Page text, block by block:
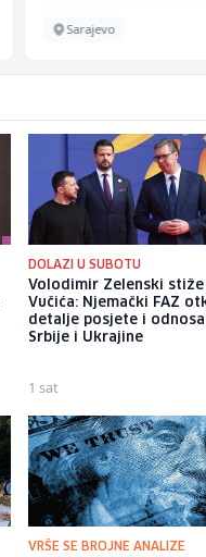
Sarajevo
DOLAZI U SUBOTU
Volodimir Zelenski stiže
Vučića: Njemački FAZ
detalje posjete i odnosa
Srbije i Ukrajine
1 sat
VRŠE SE BROJNE ANALIZE